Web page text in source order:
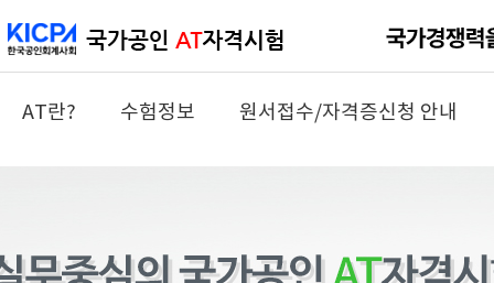
AT란? 수험정보 원서접수/자격증신청 안내